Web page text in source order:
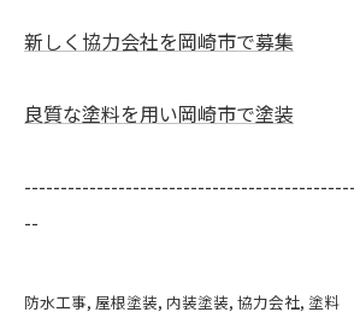
新しく協力会社を岡崎市で募集
良質な塗料を用い岡崎市で塗装
--
防水工事 屋根塗装 内装塗装 協力会社 塗料